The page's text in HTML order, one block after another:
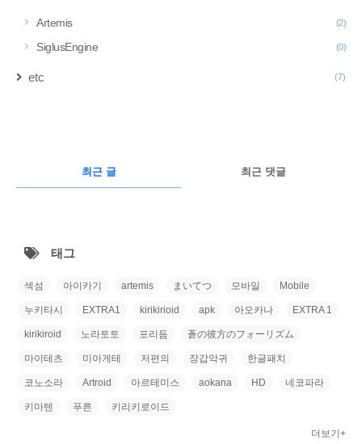
Artemis (2)
SiglusEngine (0)
etc (7)
최근 글 최근 댓글
글
태그
섹섬 아이카기 artemis まいてつ 모바일 Mobile
누키타시 EXTRA1 kirikirioid apk 아오카나 EXTRA 1
kirikiroid 노라토토 포리듬 蒼の彼方のフォーリズム
마이테츠 미아게테 저편의 장갑악귀 한글패치
코노소라 Artroid 아르테미스 aokana HD 네코파라
키마텐 푸른 키리키로이드
더보기+